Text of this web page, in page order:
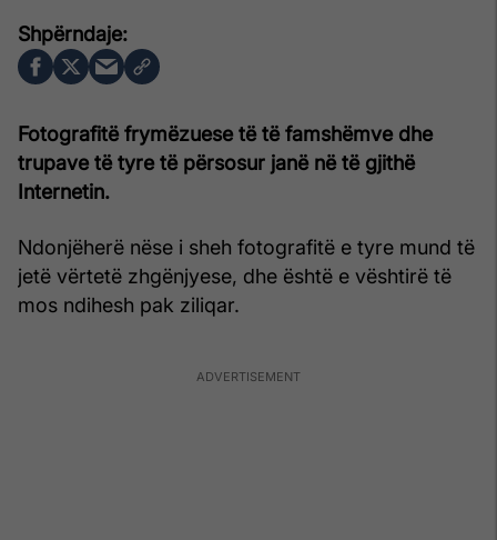
Fotografitë frymëzuese të të famshëmve dhe
trupave të tyre të përsosur janë në të gjithë
Internetin.
Ndonjëherë nëse i sheh fotografitë e tyre mund të
jetë vërtetë zhgënjyese, dhe është e vështirë të
mos ndihesh pak ziliqar.